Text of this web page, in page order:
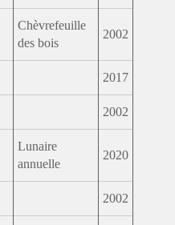
Chèvrefeuille
des bois
2002
2017
2002
Lunaire
annuelle
2020
2002